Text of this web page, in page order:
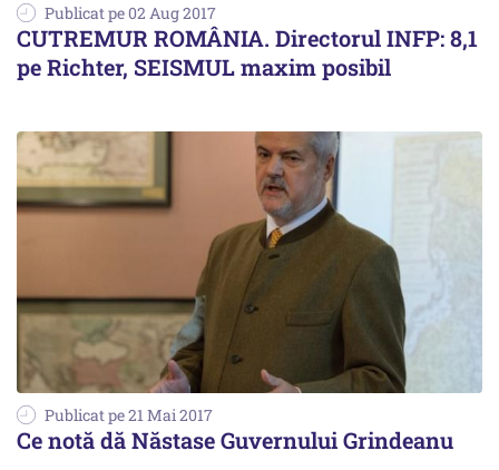
Publicat pe 02 Aug 2017
CUTREMUR ROMÂNIA. Directorul INFP: 8,1
pe Richter, SEISMUL maxim posibil
Publicat pe 21 Mai 2017
Ce notă dă Năstase Guvernului Grindeanu